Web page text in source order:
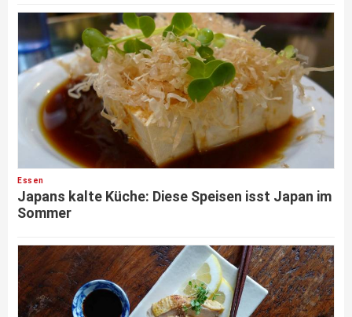
Essen
Japans kalte Küche: Diese Speisen isst Japan im
Sommer